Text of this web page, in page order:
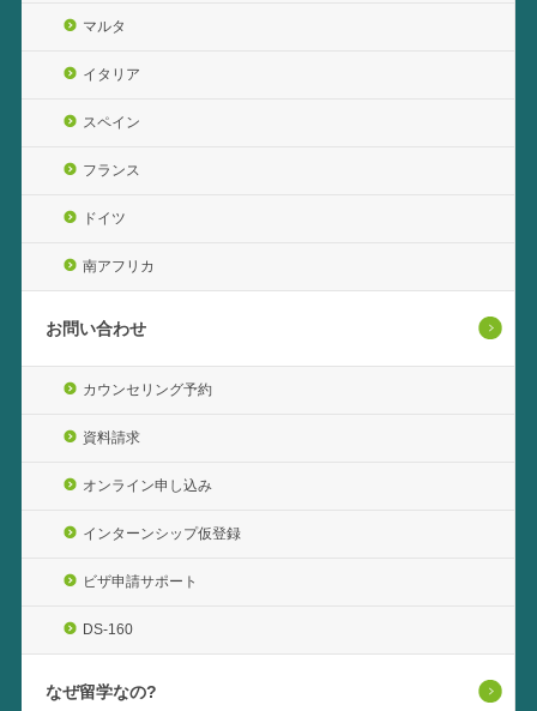
マルタ
イタリア
スペイン
フランス
ドイツ
南アフリカ
お問い合わせ
カウンセリング予約
資料請求
オンライン申し込み
インターンシップ仮登録
ビザ申請サポート
DS-160
なぜ留学なの?